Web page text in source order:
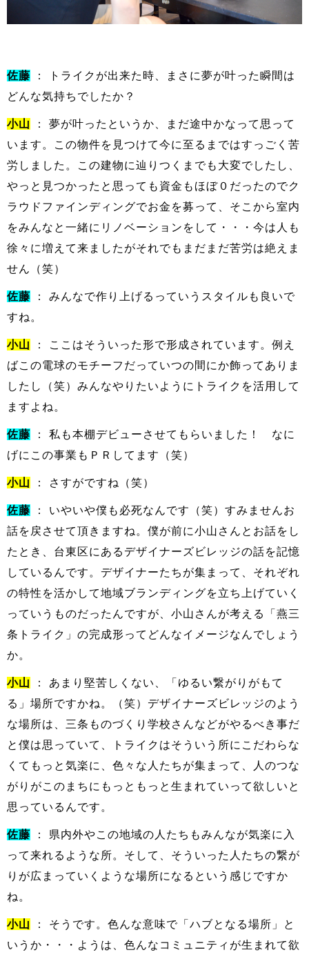
佐藤 ： トライクが出来た時、まさに夢が叶った瞬間は
どんな気持ちでしたか？
小山
： 夢が叶ったというか、まだ途中かなって思って
います。この物件を見つけて今に至るまではすっごく苦
労しました。この建物に辿りつくまでも大変でしたし、
やっと見つかったと思っても資金もほぼ０だったのでク
ラウドファインディングでお金を募って、そこから室内
をみんなと一緒にリノベーションをして・・・今は人も
徐々に増えて来ましたがそれでもまだまだ苦労は絶えま
せん（笑）
佐藤 ： みんなで作り上げるっていうスタイルも良いで
すね。
小山
： ここはそういった形で形成されています。例え
ばこの電球のモチーフだっていつの間にか飾ってありま
したし（笑）みんなやりたいようにトライクを活用して
ますよね。
佐藤
： 私も本棚デビューさせてもらいました！ なに
げにこの事業もＰＲしてます（笑）
小山 ： さすがですね（笑）
佐藤 ： いやいや僕も必死なんです（笑）すみませんお
話を戻させて頂きますね。僕が前に小山さんとお話をし
たとき、台東区にあるデザイナーズビレッジの話を記憶
しているんです。デザイナーたちが集まって、それぞれ
の特性を活かして地域ブランディングを立ち上げていく
っていうものだったんですが、小山さんが考える「燕三
条トライク」の完成形ってどんなイメージなんでしょう
か。
小山
： あまり堅苦しくない、「ゆるい繋がりがもて
る」場所ですかね。（笑）デザイナーズビレッジのよう
な場所は、三条ものづくり学校さんなどがやるべき事だ
と僕は思っていて、トライクはそういう所にこだわらな
くてもっと気楽に、色々な人たちが集まって、人のつな
がりがこのまちにもっともっと生まれていって欲しいと
思っているんです。
佐藤 ： 県内外やこの地域の人たちもみんなが気楽に入
って来れるような所。そして、そういった人たちの繋が
りが広まっていくような場所になるという感じですか
ね。
小山
： そうです。色んな意味で「ハブとなる場所」と
いうか・・・ようは、色んなコミュニティが生まれて欲